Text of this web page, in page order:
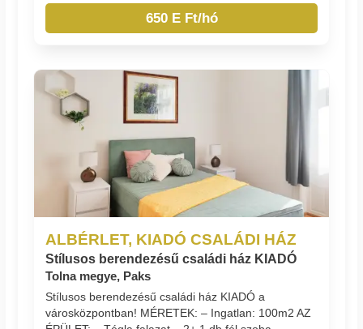
650 E Ft/hó
ALBÉRLET, KIADÓ CSALÁDI HÁZ
Stílusos berendezésű családi ház KIADÓ
Tolna megye, Paks
Stílusos berendezésű családi ház KIADÓ a
városközpontban! MÉRETEK: – Ingatlan: 100m2 AZ